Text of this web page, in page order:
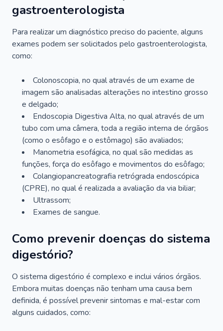
gastroenterologista
Para realizar um diagnóstico preciso do paciente, alguns
exames podem ser solicitados pelo gastroenterologista,
como:
Colonoscopia, no qual através de um exame de
imagem são analisadas alterações no intestino grosso
e delgado;
Endoscopia Digestiva Alta, no qual através de um
tubo com uma câmera, toda a região interna de órgãos
(como o esôfago e o estômago) são avaliados;
Manometria esofágica, no qual são medidas as
funções, força do esôfago e movimentos do esôfago;
Colangiopancreatografia retrógrada endoscópica
(CPRE), no qual é realizada a avaliação da via biliar;
Ultrassom;
Exames de sangue.
Como prevenir doenças do sistema
digestório?
O sistema digestório é complexo e inclui vários órgãos.
Embora muitas doenças não tenham uma causa bem
definida, é possível prevenir sintomas e mal-estar com
alguns cuidados, como: